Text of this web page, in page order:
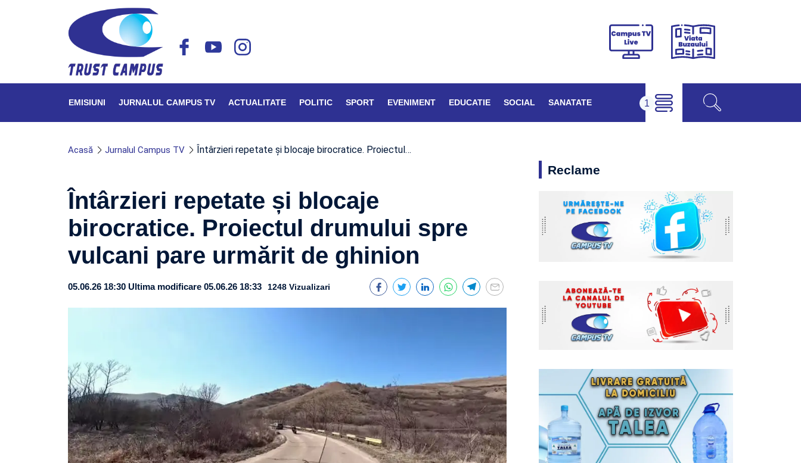
Campus
Viața
EMISIUNI JURNALUL CAMPUS TV ACTUALITATE POLITIC SPORT EVENIMENT EDUCATIE SOCIAL SANATATE
Acasă Jurnalul Campus TV Întârzieri repetate și blocaje birocratice. Proiectul…
Întârzieri repetate și blocaje
birocratice. Proiectul drumului spre
vulcani pare urmărit de ghinion
05.06.26 18:30 Ultima modificare 05.06.26 18:33 1248 Vizualizari
Reclame